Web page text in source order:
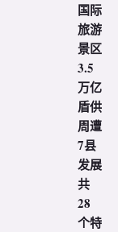
国际
旅游
景区
3.5
万亿
盾供
周遭
7县
发展
共
28
个特